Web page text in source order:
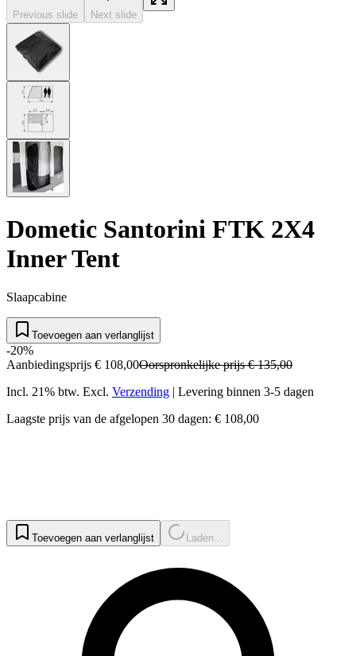
Previous slide Next slide
Dometic Santorini FTK 2X4
Inner Tent
Slaapcabine
Toevoegen aan verlanglijst
-20%
Aanbiedingsprijs € 108,00Oorspronkelijke prijs € 135,00
Incl. 21% btw. Excl. Verzending | Levering binnen 3-5 dagen
Laagste prijs van de afgelopen 30 dagen: € 108,00
Toevoegen aan verlanglijst Laden...